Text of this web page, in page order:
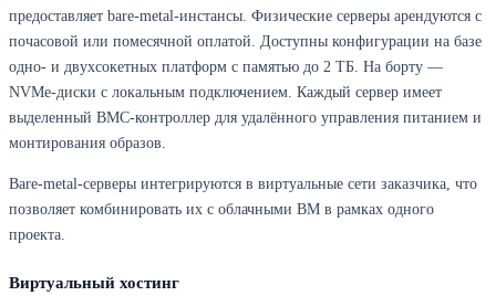
предоставляет bare-metal-инстансы. Физические серверы арендуются с
почасовой или помесячной оплатой. Доступны конфигурации на базе
одно- и двухсокетных платформ с памятью до 2 ТБ. На борту —
NVMe-диски с локальным подключением. Каждый сервер имеет
выделенный BMC-контроллер для удалённого управления питанием и
монтирования образов.
Bare-metal-серверы интегрируются в виртуальные сети заказчика, что
позволяет комбинировать их с облачными ВМ в рамках одного
проекта.
Виртуальный хостинг